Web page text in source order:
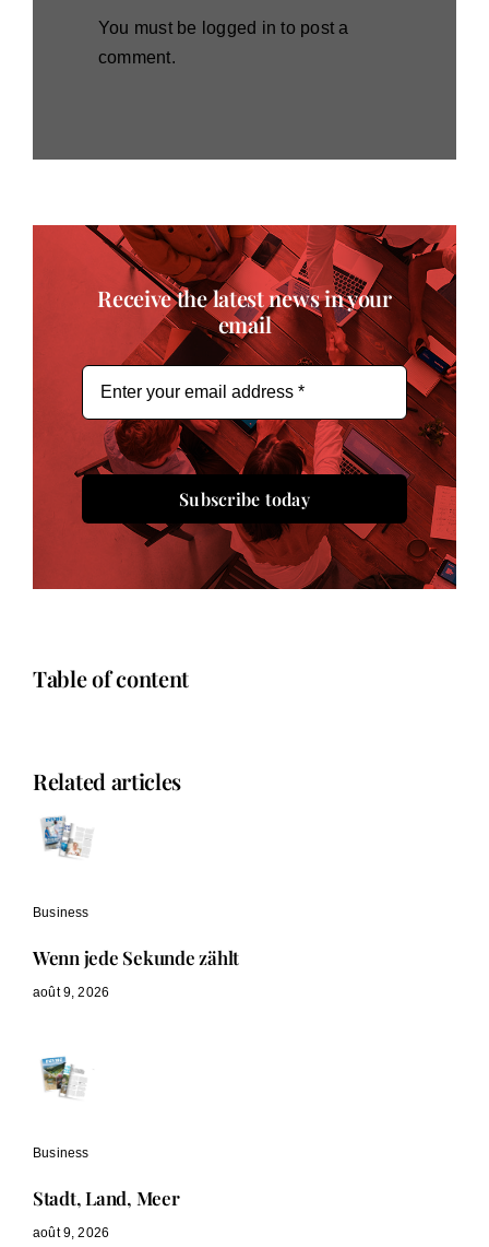
You must be logged in to post a
comment.
Receive the latest news in your
email
Subscribe today
Table of content
Related articles
Business
Wenn jede Sekunde zählt
août 9, 2026
Business
Stadt, Land, Meer
août 9, 2026